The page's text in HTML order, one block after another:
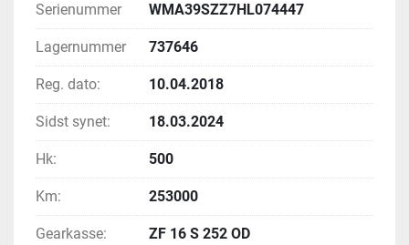
Serienummer WMA39SZZ7HL074447
Lagernummer 737646
Reg. dato: 10.04.2018
Sidst synet: 18.03.2024
Hk: 500
Km: 253000
Gearkasse: ZF 16 S 252 OD